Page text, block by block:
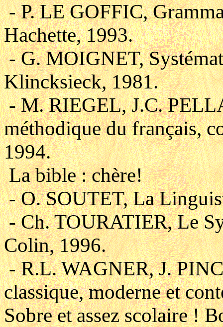
- P. LE GOFFIC,
Hachette, 1993.
- G. MOIGNET,
Klincksieck, 1981.
- M. RIEGEL, J.C.
méthodique du français,
1994.
La bible : chère!
- O. SOUTET, La
- Ch. TOURATIER, Le
Colin, 1996.
- R.L. WAGNER, J.
classique, moderne et
Sobre et assez scolaire !